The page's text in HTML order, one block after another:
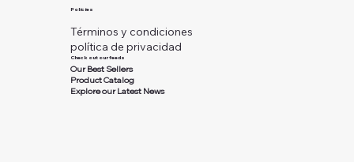
Policies
Términos y condiciones
política de privacidad
Check out our feeds
Our Best Sellers
Product Catalog
Explore our Latest News